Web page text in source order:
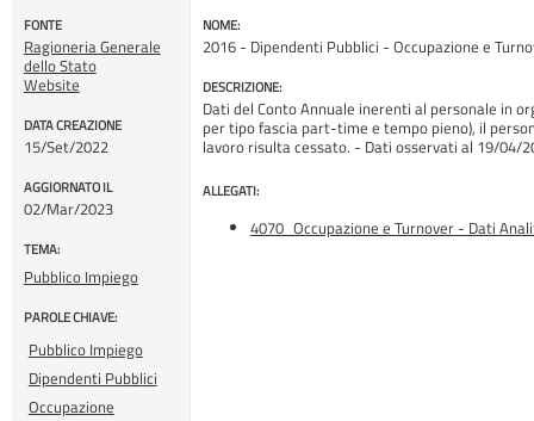
FONTE
Ragioneria Generale
dello Stato
Website
DATA CREAZIONE
15/Set/2022
AGGIORNATO IL
02/Mar/2023
TEMA:
Pubblico Impiego
PAROLE CHIAVE:
Pubblico Impiego
Dipendenti Pubblici
Occupazione
NOME:
2016 - Dipendenti Pubblici - Occupazione e
DESCRIZIONE:
Dati del Conto Annuale inerenti al personale in
per tipo fascia part-time e tempo pieno), il
lavoro risulta cessato. - Dati osservati al 19/04/
ALLEGATI:
4070_Occupazione e Turnover - Dati